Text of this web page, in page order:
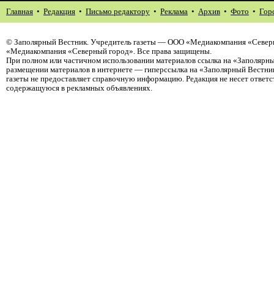
Главная • Редакция • Письмо редактору • Реклама • Архив • Фото •
© Заполярный Вестник. Учредитель газеты — ООО «Медиакомпания
«Медиакомпания «Северный город». Все права защищены.
При полном или частичном использовании материалов ссылка на
размещении материалов в интернете — гиперссылка на «Заполярный
газеты не предоставляет справочную информацию. Редакция не несет
содержащуюся в рекламных объявлениях.